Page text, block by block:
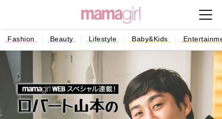
Fashion Beauty Lifestyle Baby&Kids